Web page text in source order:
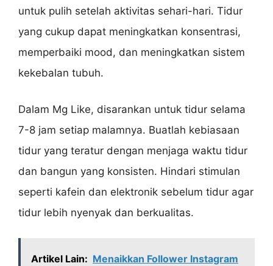
untuk pulih setelah aktivitas sehari-hari. Tidur
yang cukup dapat meningkatkan konsentrasi,
memperbaiki mood, dan meningkatkan sistem
kekebalan tubuh.
Dalam Mg Like, disarankan untuk tidur selama
7-8 jam setiap malamnya. Buatlah kebiasaan
tidur yang teratur dengan menjaga waktu tidur
dan bangun yang konsisten. Hindari stimulan
seperti kafein dan elektronik sebelum tidur agar
tidur lebih nyenyak dan berkualitas.
Artikel Lain: Menaikkan Follower Instagram